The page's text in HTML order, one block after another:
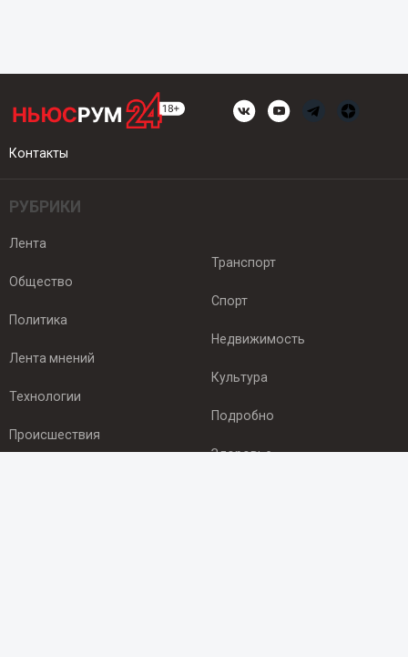
Контакты
РУБРИКИ
Лента
Общество
Политика
Лента мнений
Технологии
Происшествия
Транспорт
Спорт
Недвижимость
Культура
Подробно
Здоровье